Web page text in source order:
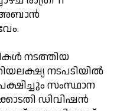
അബാന്‍
നടത്തിയ
നടപടിയില്‍
സംസ്ഥാന
ഡിവിഷന്‍